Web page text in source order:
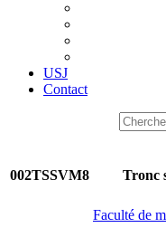
USJ
Contact
002TSSVM8 Tronc
Faculté de